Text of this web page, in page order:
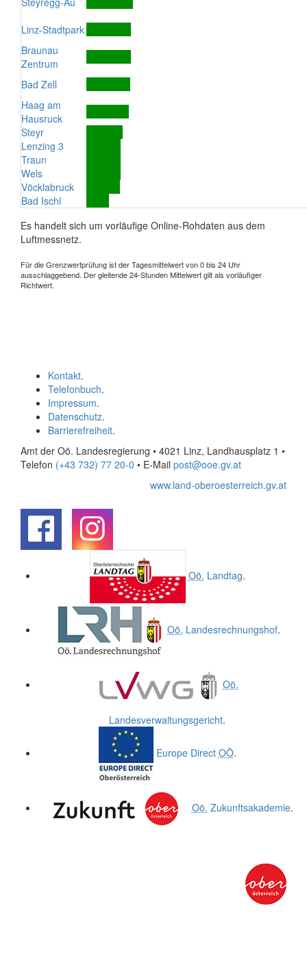
Linz-Stadtpark
Braunau
Zentrum
Bad Zell
Haag am
Hausruck
Steyr
Lenzing 3
Traun
Wels
Vöcklabruck
Bad Ischl
Es handelt sich um vorläufige Online-Rohdaten aus dem
Luftmessnetz.
Für die Grenzwertprüfung ist der Tagesmittelwert von 0 bis 24 Uhr
ausschlaggebend. Der gleitende 24-Stunden Mittelwert gilt als vorläufiger
Richtwert.
Kontakt.
Telefonbuch.
Impressum.
Datenschutz.
Barrierefreiheit.
Amt der Oö. Landesregierung • 4021 Linz, Landhausplatz 1 •
Telefon (+43 732) 77 20-0 • E-Mail post@ooe.gv.at
www.land-oberoesterreich.gv.at
Oö. Landtag.
Oö. Landesrechnungshof.
Oö.
Landesverwaltungsgericht.
Europe Direct OÖ.
Oö. Zukunftsakademie.